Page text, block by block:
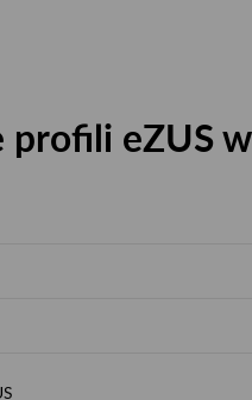
profili eZUS w